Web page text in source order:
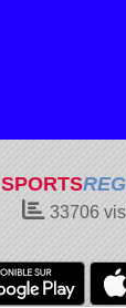
SPORTS
33706